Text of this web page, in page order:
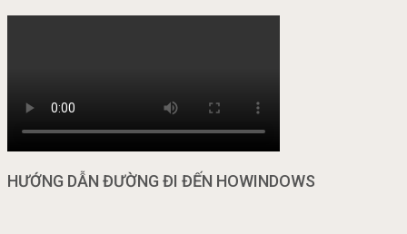
HƯỚNG DẪN ĐƯỜNG ĐI ĐẾN HOWINDOWS